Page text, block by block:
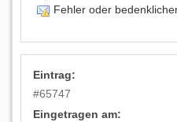
Fehler oder
Eintrag:
#65747
Eingetragen am: